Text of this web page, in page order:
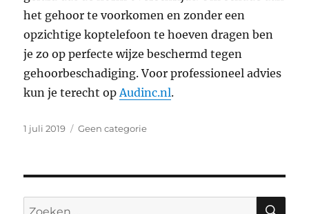
het gehoor te voorkomen en zonder een
opzichtige koptelefoon te hoeven dragen ben
je zo op perfecte wijze beschermd tegen
gehoorbeschadiging. Voor professioneel advies
kun je terecht op Audinc.nl.
Geplaatst
1 juli 2019 Categorieën
Geen categorie
Zoeken